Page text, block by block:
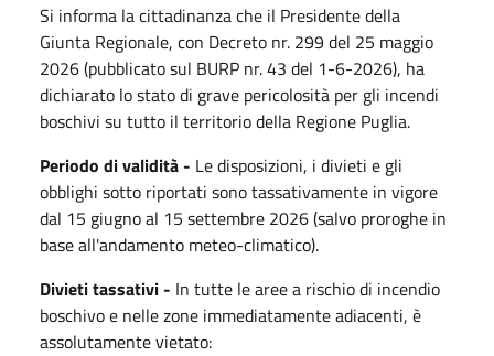
Si informa la cittadinanza che il Presidente della
Giunta Regionale, con Decreto nr. 299 del 25 maggio
2026 (pubblicato sul BURP nr. 43 del 1-6-2026), ha
dichiarato lo stato di grave pericolosità per gli incendi
boschivi su tutto il territorio della Regione Puglia.
Periodo di validità - Le disposizioni, i divieti e gli
obblighi sotto riportati sono tassativamente in vigore
dal 15 giugno al 15 settembre 2026 (salvo proroghe in
base all'andamento meteo-climatico).
Divieti tassativi - In tutte le aree a rischio di incendio
boschivo e nelle zone immediatamente adiacenti, è
assolutamente vietato: